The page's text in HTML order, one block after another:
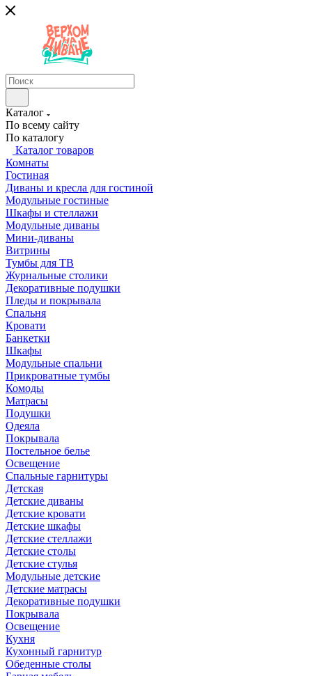
Каталог
По всему сайту
По каталогу
Каталог товаров
Комнаты
Гостиная
Диваны и кресла для гостиной
Модульные гостиные
Шкафы и стеллажи
Модульные диваны
Мини-диваны
Витрины
Тумбы для ТВ
Журнальные столики
Декоративные подушки
Пледы и покрывала
Спальня
Кровати
Банкетки
Шкафы
Модульные спальни
Прикроватные тумбы
Комоды
Матрасы
Подушки
Одеяла
Покрывала
Постельное белье
Освещение
Спальные гарнитуры
Детская
Детские диваны
Детские кровати
Детские шкафы
Детские стеллажи
Детские столы
Детские стулья
Модульные детские
Детские матрасы
Декоративные подушки
Покрывала
Освещение
Кухня
Кухонный гарнитур
Обеденные столы